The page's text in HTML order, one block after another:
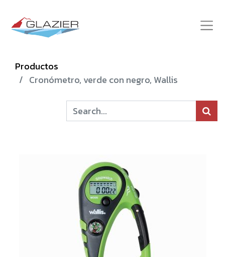
Productos
Cronómetro, verde con negro, Wallis